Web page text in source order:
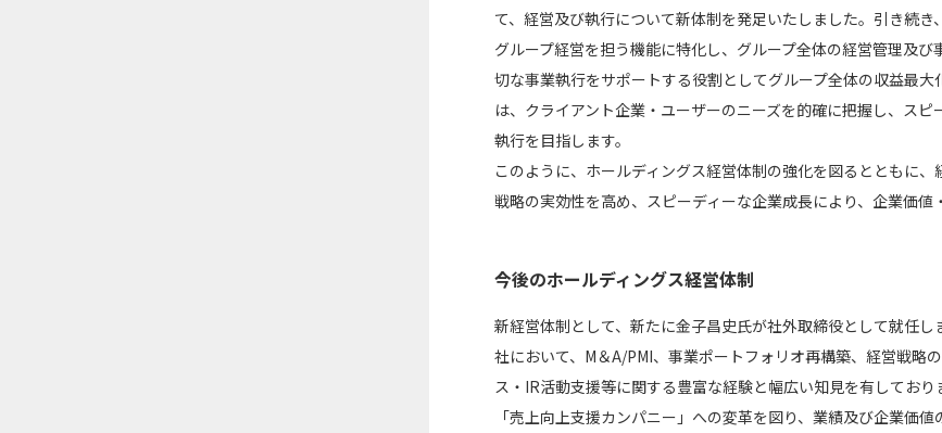
て、経営及び執行について新体制を発足いたしました。引き続
グループ経営を担う機能に特化し、グループ全体の経営管理及
切な事業執行をサポートする役割としてグループ全体の収益最
は、クライアント企業・ユーザーのニーズを的確に把握し、ス
執行を目指します。
このように、ホールディングス経営体制の強化を図るとともに
戦略の実効性を高め、スピーディーな企業成長により、企業価値
今後のホールディングス経営体制
新経営体制として、新たに金子昌史氏が社外取締役として就任
社において、M＆A/PMI、事業ポートフォリオ再構築、経営戦略
ス・IR活動支援等に関する豊富な経験と幅広い知見を有してお
「売上向上支援カンパニー」への変革を図り、業績及び企業価値